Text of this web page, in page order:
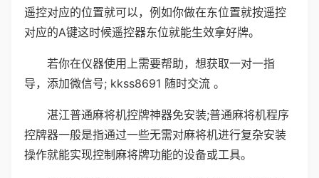
遥控对应的位置就可以，例如你做在东位置就按遥控
对应的A键这时候遥控器东位就能生效拿好牌。
若你在仪器使用上需要帮助，想获取一对一指
导，添加微信号; kkss8691 随时交流 。
湛江普通麻将机控牌神器免安装;普通麻将机程序
控牌器一般是指通过一些无需对麻将机进行复杂安装
操作就能实现控制麻将牌功能的设备或工具。